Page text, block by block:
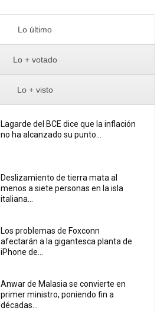
Lo último
Lo + votado
Lo + visto
Lagarde del BCE dice que la inflación
no ha alcanzado su punto...
Deslizamiento de tierra mata al
menos a siete personas en la isla
italiana...
Los problemas de Foxconn
afectarán a la gigantesca planta de
iPhone de...
Anwar de Malasia se convierte en
primer ministro, poniendo fin a
décadas...